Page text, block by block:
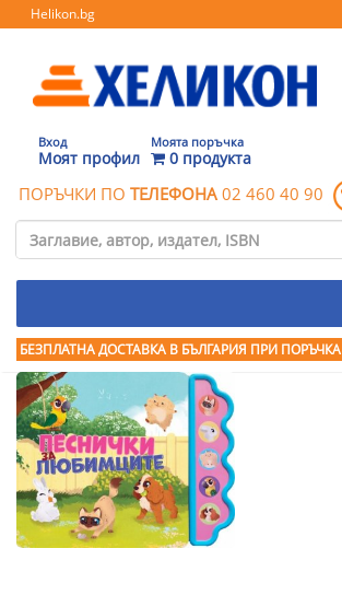
Helikon.bg
Вход
Моят профил
Моята поръчка
0 продукта
ПОРЪЧКИ ПО ТЕЛЕФОНА 02 460 40 90
БЕЗПЛАТНА ДОСТАВКА В БЪЛГАРИЯ ПРИ ПОРЪЧКА